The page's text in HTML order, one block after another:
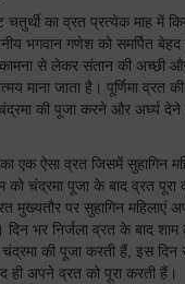
चतुर्थी का व्रत प्रत्येक माह में
भगवान गणेश को समर्पित बेहद
कामना से लेकर संतान की अच्छी
माना जाता है। पूर्णिमा व्रत
की पूजा करने और अर्घ्य देने
का एक ऐसा व्रत जिसमें सुहागिन
चंद्रमा पूजा के बाद व्रत पूरा
मुख्यतौर पर सुहागिन महिलाएं
भर निर्जला व्रत के बाद
चंद्रमा की पूजा करती हैं, इस
अपने व्रत को पूरा करती हैं।